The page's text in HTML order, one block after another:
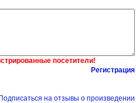
посетители!
Регистрация
на отзывы о произведении